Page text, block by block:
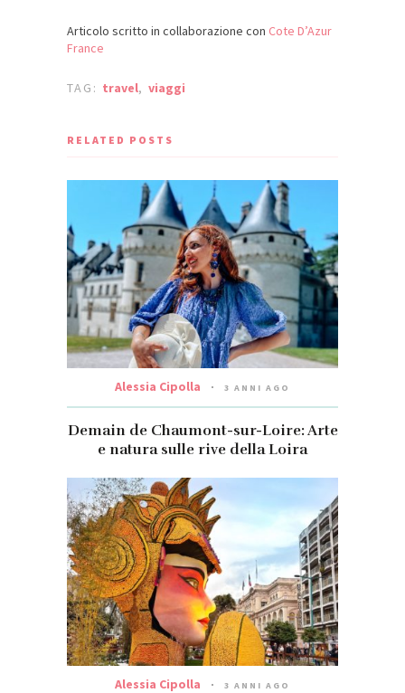
Articolo scritto in collaborazione con Cote D’Azur
France
TAG: travel, viaggi
RELATED POSTS
Alessia Cipolla 3 ANNI AGO
Demain de Chaumont-sur-Loire: Arte
e natura sulle rive della Loira
Alessia Cipolla 3 ANNI AGO